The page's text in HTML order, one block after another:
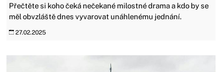
Přečtěte si koho čeká nečekané milostné drama a kdo by se
měl obvzláště dnes vyvarovat unáhlenému jednání.
27.02.2025